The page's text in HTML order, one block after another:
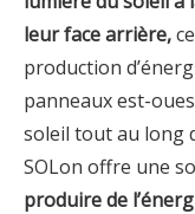
leur face arrière,
production
panneaux est-
soleil tout au long
SOLon offre une
produire de